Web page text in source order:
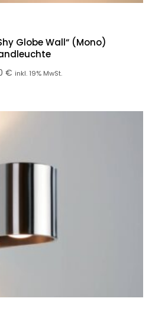
Globe Wall“ (Mono)
€ inkl. 19% MwSt.